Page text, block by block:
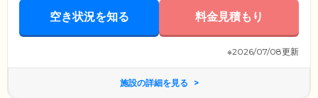
空き状況を知る 料金見積もり
※2026/07/08更新
施設の詳細を見る